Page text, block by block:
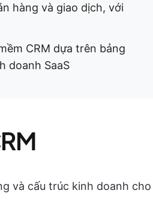
hàng và giao dịch, với
CRM dựa trên bảng
doanh SaaS
và cấu trúc kinh doanh cho